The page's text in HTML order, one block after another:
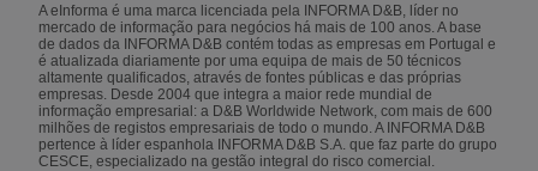
A eInforma é uma marca licenciada pela INFORMA D&B, líder no
mercado de informação para negócios há mais de 100 anos. A base
de dados da INFORMA D&B contém todas as empresas em Portugal e
é atualizada diariamente por uma equipa de mais de 50 técnicos
altamente qualificados, através de fontes públicas e das próprias
empresas. Desde 2004 que integra a maior rede mundial de
informação empresarial: a D&B Worldwide Network, com mais de 600
milhões de registos empresariais de todo o mundo. A INFORMA D&B
pertence à líder espanhola INFORMA D&B S.A. que faz parte do grupo
CESCE, especializado na gestão integral do risco comercial.